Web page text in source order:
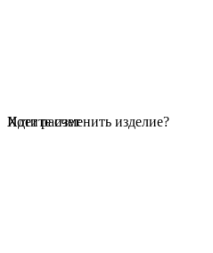
Идет расчет
Хотите изменить изделие?